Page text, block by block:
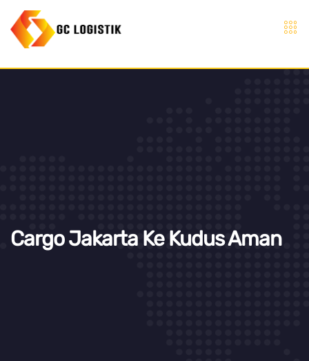
Cargo Jakarta Ke Kudus Aman